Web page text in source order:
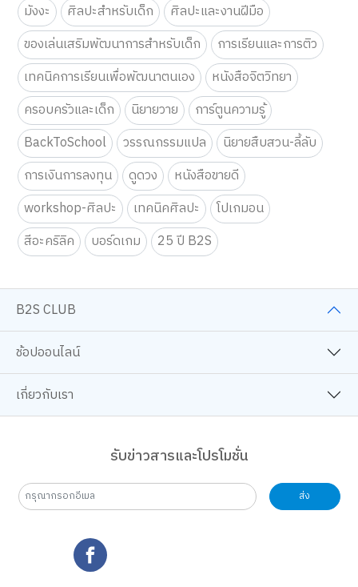
มังงะ
ศิลปะสำหรับเด็ก
ศิลปะและงานฝีมือ
ของเล่นเสริมพัฒนาการสำหรับเด็ก
การเรียนและการติว
เทคนิคการเรียนเพื่อพัฒนาตนเอง
หนังสือจิตวิทยา
ครอบครัวและเด็ก
นิยายวาย
การ์ตูนความรู้
BackToSchool
วรรณกรรมแปล
นิยายสืบสวน-ลี้ลับ
การเงินการลงทุน
ดูดวง
หนังสือขายดี
workshop-ศิลปะ
เทคนิคศิลปะ
โปเกมอน
สีอะคริลิค
บอร์ดเกม 25 ปี B2S
B2S CLUB
ช้อปออนไลน์
เกี่ยวกับเรา
รับข่าวสารและโปรโมชั่น
ส่ง